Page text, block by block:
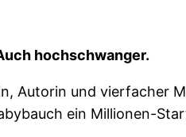
hochschwanger.
Autorin und vierfacher
ein Millionen-